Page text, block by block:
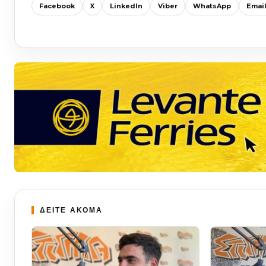
Facebook X LinkedIn Viber WhatsApp Email
ΔΕΙΤΕ ΑΚΟΜΑ